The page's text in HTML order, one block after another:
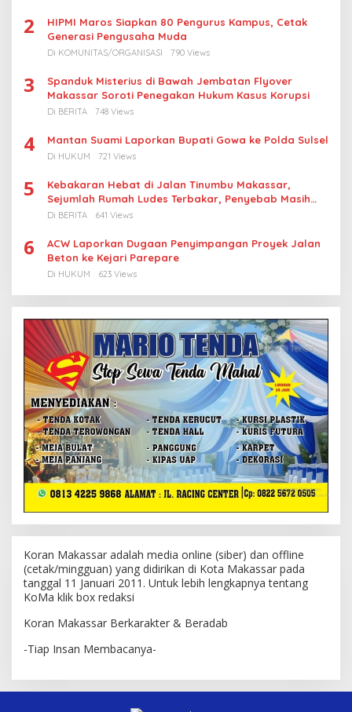
2
HIPMI Maros Siapkan 80 Pengurus Kampus, Cetak
Generasi Pengusaha Muda
Di KOMUNITAS/ORGANISASI 790 Views
3
Spanduk Misterius di Bawah Jembatan Flyover
Makassar Soroti Penegakan Hukum Kasus Korupsi
Di BERITA 748 Views
4 Mantan Suami Laporkan Bupati Gowa ke Polda Sulsel
Di HUKUM 721 Views
5
Kebakaran Hebat di Jalan Tinumbu Makassar,
Sejumlah Rumah Ludes Terbakar, Penyebab Masih
Diselidiki
Di BERITA 641 Views
6
ACW Laporkan Dugaan Penyimpangan Proyek Jalan
Beton ke Kejari Parepare
Di HUKUM 623 Views
Koran Makassar adalah media online (siber) dan offline
(cetak/mingguan) yang didirikan di Kota Makassar pada
tanggal 11 Januari 2011. Untuk lebih lengkapnya tentang
KoMa klik box redaksi
Koran Makassar Berkarakter & Beradab
-Tiap Insan Membacanya-